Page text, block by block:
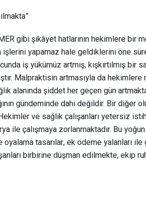
gibi şikâyet hatlarının hekimlere bir
işlerini yapamaz hale geldiklerini öne
iş yükümüz artmış, kışkırtılmış bir
Malpraktisin artmasıyla da
alanında şiddet her geçen gün
gündeminde dahi değildir. Bir diğer
ve sağlık çalışanları yetersiz
ile çalışmaya zorlanmaktadır. Bu yoğun
tasarılar, ek ödeme yalanları
birbirine düşman edilmekte, ekip